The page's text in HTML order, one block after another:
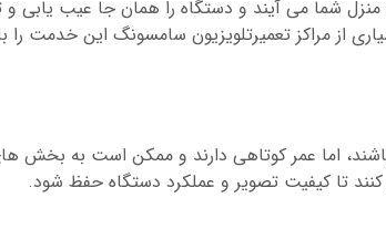
شما می آیند و دستگاه را همان جا عیب یابی و
از مراکز تعمیرتلویزیون سامسونگ این خدمت را
اما عمر کوتاهی دارند و ممکن است به بخش
کنند تا کیفیت تصویر و عملکرد دستگاه حفظ شود.